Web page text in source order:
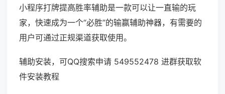
小程序打牌提高胜率辅助是一款可以让一直输的玩
家，快速成为一个“必胜”的输赢辅助神器，有需要的
用户可通过正规渠道获取使用。
辅助安装，可QQ搜索申请 549552478 进群获取软
件安装教程